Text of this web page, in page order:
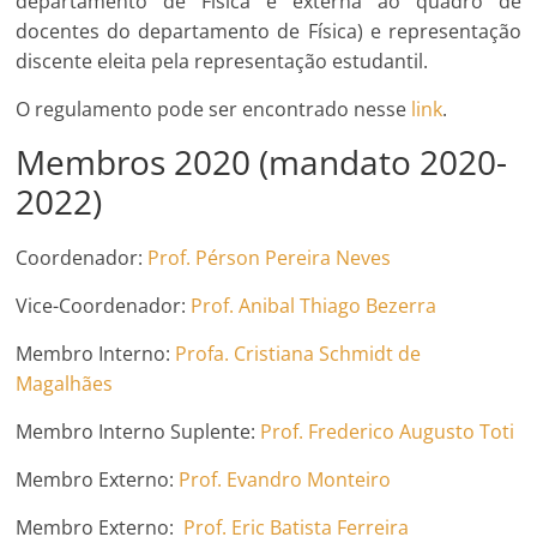
docentes do departamento de Física) e representação
discente eleita pela representação estudantil.
O regulamento pode ser encontrado nesse link.
Membros 2020 (mandato 2020-
2022)
Coordenador: Prof. Pérson Pereira Neves
Vice-Coordenador: Prof. Anibal Thiago Bezerra
Membro Interno: Profa. Cristiana Schmidt de
Magalhães
Membro Interno Suplente: Prof. Frederico Augusto Toti
Membro Externo: Prof. Evandro Monteiro
Membro Externo: Prof. Eric Batista Ferreira